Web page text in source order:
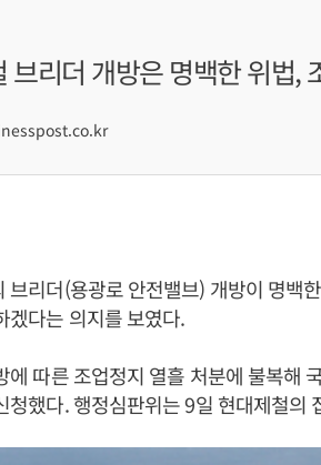
브리더 개방은 명백한 위법,
브리더(용광로 안전밸브) 개방이 명백
겠다는 의지를 보였다.
에 따른 조업정지 열흘 처분에 불복해
청했다. 행정심판위는 9일 현대제철의